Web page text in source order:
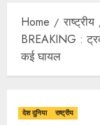
Home
राष्ट्रीय
BREAKING :
कई घायल
देश दुनिया राष्ट्रीय